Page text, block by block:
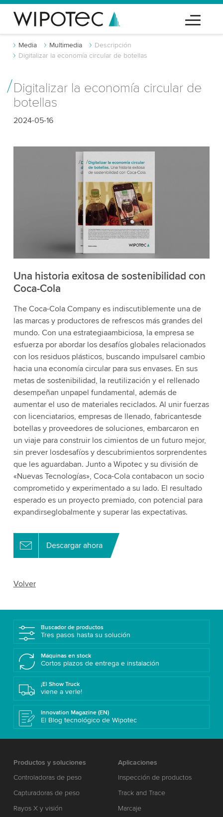
Media Multimedia
Descripción
Digitalizar la economía circular de botellas
Digitalizar la economía circular de
botellas
2024-05-16
Una historia exitosa de sostenibilidad con
Coca-Cola
The Coca-Cola Company es indiscutiblemente una de
las marcas y productores de refrescos más grandes del
mundo. Con una estrategiaambiciosa, la empresa se
esfuerza por abordar los desafíos globales relacionados
con los residuos plásticos, buscando impulsarel cambio
hacia una economía circular para sus envases. En sus
metas de sostenibilidad, la reutilización y el rellenado
desempeñan unpapel fundamental, además de
aumentar el uso de materiales reciclados. Al unir fuerzas
con licenciatarios, empresas de llenado, fabricantesde
botellas y proveedores de soluciones, embarcaron en
un viaje para construir los cimientos de un futuro mejor,
sin prever losdesafíos y descubrimientos sorprendentes
que les aguardaban. Junto a Wipotec y su división de
«Nuevas Tecnologías», Coca-Cola contabacon un socio
comprometido y experimentado a su lado. El resultado
esperado es un proyecto premiado, con potencial para
expandirseglobalmente y superar las expectativas.
Descargar ahora
Volver
Buscador de productos
Tres pasos hasta su solución
Máquinas en stock
Cortos plazos de entrega e instalación
¡El Show Truck
viene a verle!
Innovation Magazine (EN)
El Blog tecnológico de Wipotec
Productos y soluciones
Controladoras de peso
Capturadoras de peso
Rayos X y visión
Aplicaciones
Inspección de productos
Track and Trace
Marcaje